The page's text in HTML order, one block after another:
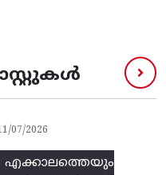
എക്കാലത്തെയും
07/2026